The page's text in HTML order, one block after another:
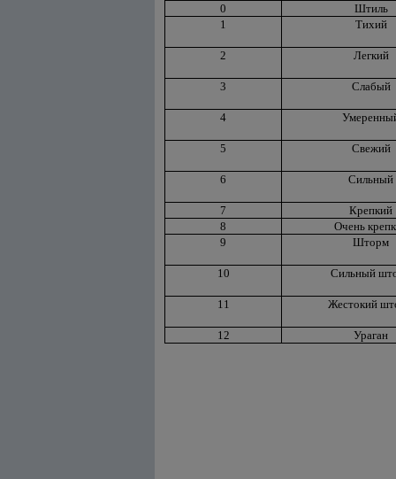
0
Штиль
1
Тихий
2 Легкий
3 Слабый
4
5 Свежий
6 Сильный
7
Крепкий
8
Очень
9
Шторм
10 Сильный
11 Жестокий
12 Ураган